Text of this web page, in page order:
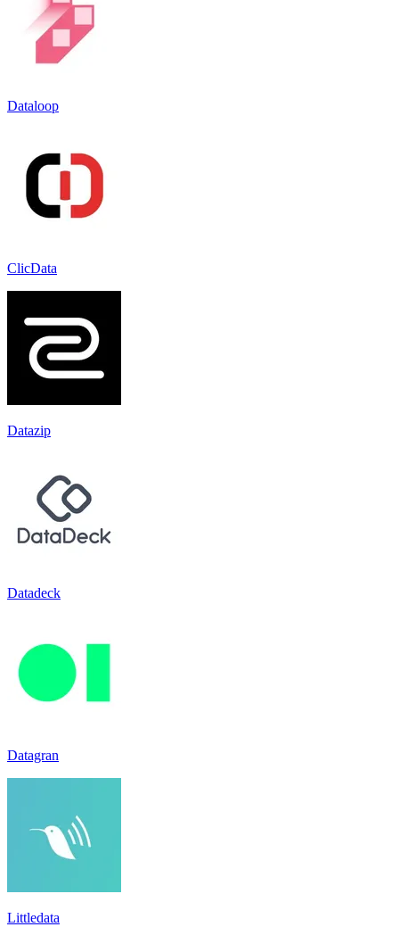
Dataloop
ClicData
Datazip
Datadeck
Datagran
Littledata